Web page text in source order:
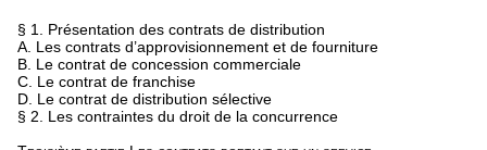
§ 1. Présentation des contrats de distribution
A. Les contrats d’approvisionnement et de fourniture
B. Le contrat de concession commerciale
C. Le contrat de franchise
D. Le contrat de distribution sélective
§ 2. Les contraintes du droit de la concurrence